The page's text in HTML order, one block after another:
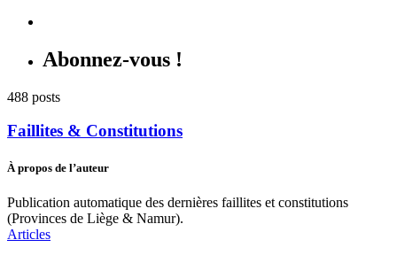
Abonnez-vous !
488 posts
Faillites & Constitutions
À propos de l’auteur
Publication automatique des dernières faillites et constitutions
(Provinces de Liège & Namur).
Articles